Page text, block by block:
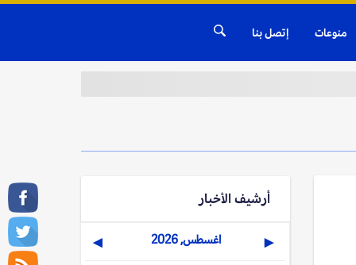
منوعات إتصل بنا
أرشيف الأخبار
◀ اغسطس, 2026 ▶